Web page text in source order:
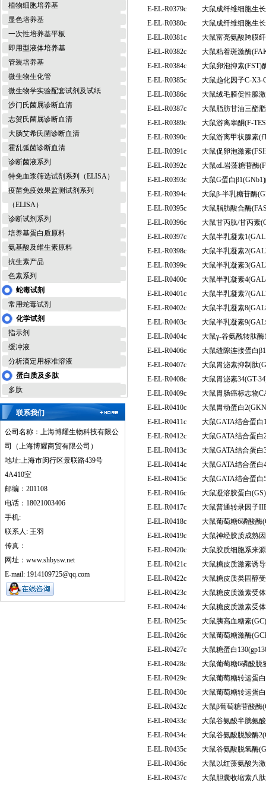
植物细胞培养基
显色培养基
一次性培养基平板
即用型液体培养基
管装培养基
微生物生化管
微生物学实验配套试剂及试纸
沙门氏菌属诊断血清
志贺氏菌属诊断血清
大肠艾希氏菌诊断血清
霍乱弧菌诊断血清
诊断菌液系列
特免血浆筛选试剂系列（ELISA）
疫苗免疫效果监测试剂系列
（ELISA）
诊断试剂系列
培养基蛋白质原料
氨基酸及维生素原料
抗生素产品
色素系列
蛇毒试剂
常用蛇毒试剂
化学试剂
指示剂
缓冲液
分析滴定用标准溶液
蛋白质及多肽
多肽
联系我们
公司名称：上海博耀生物科技有限公
司（上海博耀商贸有限公司）
地址:上海市闵行区景联路439号
4A410室
邮编：201108
电话：18021003406
手机:
联系人: 王羽
传真：
网址：www.shbysw.net
E-mail: 1914109725@qq.com
E-EL-R0379c
大鼠成纤维细胞生
E-EL-R0380c
大鼠成纤维细胞生
E-EL-R0381c
大鼠富亮氨酸跨膜
E-EL-R0382c
大鼠粘着斑激酶
E-EL-R0384c
大鼠卵泡抑素(FST)
E-EL-R0385c
大鼠趋化因子C-X3-
E-EL-R0386c
大鼠绒毛膜促性腺
E-EL-R0387c
大鼠脂肪甘油三酯
E-EL-R0389c
大鼠游离睾酮(F-
E-EL-R0390c
大鼠游离甲状腺素
E-EL-R0391c
大鼠促卵泡激素
E-EL-R0392c
大鼠αL岩藻糖苷酶
E-EL-R0393c
大鼠G蛋白
E-EL-R0394c
大鼠β-半乳糖苷酶
E-EL-R0395c
大鼠脂肪酸合酶
E-EL-R0396c
大鼠甘丙肽/甘丙素
E-EL-R0397c
大鼠半乳凝素
E-EL-R0398c
大鼠半乳凝素
E-EL-R0399c
大鼠半乳凝素
E-EL-R0400c
大鼠半乳凝素
E-EL-R0401c
大鼠半乳凝素
E-EL-R0402c
大鼠半乳凝素
E-EL-R0403c
大鼠半乳凝素
E-EL-R0404c
大鼠γ-谷氨酰转肽
E-EL-R0406c
大鼠缝隙连接蛋白
E-EL-R0407c
大鼠胃泌素抑制肽
E-EL-R0408c
大鼠胃泌素34(GT-
E-EL-R0409c
大鼠胃肠癌标志物
E-EL-R0410c
大鼠胃动蛋白
E-EL-R0411c
大鼠GATA结合蛋
E-EL-R0412c
大鼠GATA结合蛋
E-EL-R0413c
大鼠GATA结合蛋
E-EL-R0414c
大鼠GATA结合蛋
E-EL-R0415c
大鼠GATA结合蛋
E-EL-R0416c
大鼠凝溶胶蛋白
E-EL-R0417c
大鼠普通转录因子
E-EL-R0418c
大鼠葡萄糖6磷酸酶
E-EL-R0419c
大鼠神经胶质成熟
E-EL-R0420c
大鼠胶质细胞系来
E-EL-R0421c
大鼠糖皮质激素诱
E-EL-R0422c
大鼠糖皮质类固醇
E-EL-R0423c
大鼠糖皮质激素受
E-EL-R0424c
大鼠糖皮质激素受
E-EL-R0425c
大鼠胰高血糖素
E-EL-R0426c
大鼠葡萄糖激酶
E-EL-R0427c
大鼠糖蛋白
E-EL-R0428c
大鼠葡萄糖6磷酸脱
E-EL-R0429c
大鼠葡萄糖转运蛋
E-EL-R0430c
大鼠葡萄糖转运蛋
E-EL-R0432c
大鼠β葡萄糖苷酸酶
E-EL-R0433c
大鼠谷氨酸半胱氨
E-EL-R0434c
大鼠谷氨酸脱羧酶
E-EL-R0435c
大鼠谷氨酸脱氢酶
E-EL-R0436c
大鼠以红藻氨酸为
E-EL-R0437c
大鼠胆囊收缩素八